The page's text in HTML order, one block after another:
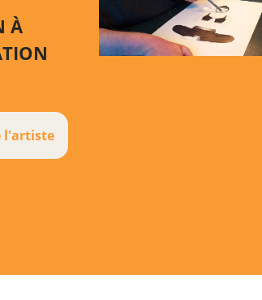
À
l'artiste